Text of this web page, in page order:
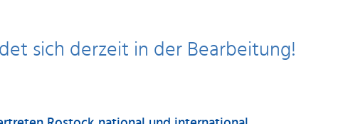
sich derzeit in der Bearbeitung!